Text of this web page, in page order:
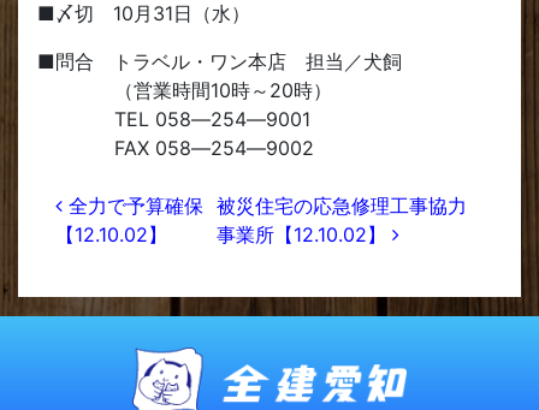
■〆切 10月31日（水）
■問合 トラベル・ワン本店 担当／犬飼
（営業時間10時～20時）
TEL 058―254―9001
FAX 058―254―9002
投稿ナビゲーション
全力で予算確保
【12.10.02】
被災住宅の応急修理工事協力
事業所【12.10.02】